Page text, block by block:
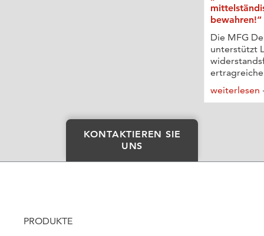
bewahren!“
Die MFG
unterstützt
weiterlesen
KONTAKTIEREN SIE
UNS
PRODUKTE